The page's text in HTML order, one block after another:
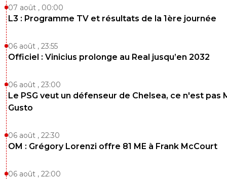
07 août , 00:00
L3 : Programme TV et résultats de la 1ère journée
06 août , 23:55
Officiel : Vinicius prolonge au Real jusqu’en 2032
06 août , 23:00
Le PSG veut un défenseur de Chelsea, ce n'est pas
Gusto
06 août , 22:30
OM : Grégory Lorenzi offre 81 ME à Frank McCourt
06 août , 22:00